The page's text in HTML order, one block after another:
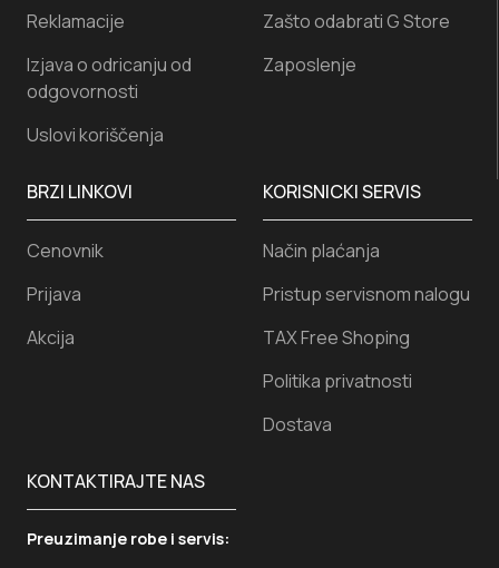
KORISNICKI SERVIS
Način plaćanja
Pristup servisnom nalogu
TAX Free Shoping
Politika privatnosti
Dostava
Reklamacije
Izjava o odricanju od
odgovornosti
Uslovi koriščenja
KONTAKTIRAJTE NAS
Preuzimanje robe i servis:
Zašto odabrati G Store
Zaposlenje
BRZI LINKOVI
Cenovnik
Prijava
Akcija